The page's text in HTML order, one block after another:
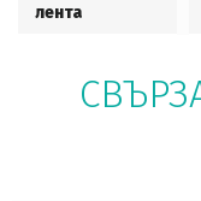
лента